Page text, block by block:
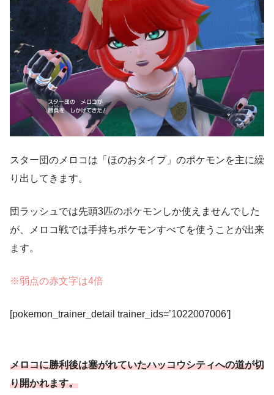
スター団のメロコは「ほのおタイプ」のポケモンを主に繰
り出してきます。
団ラッシュでは先頭3匹のポケモンしか使えませんでした
が、メロコ戦では手持ちポケモンすべてを使うことが出来
ます。
※弱点の赤文字は4倍
[pokemon_trainer_detail trainer_ids=’1022007006′]
メロコに勝利後は塞がれていたハッコウシティへの道が切
り開かれます。